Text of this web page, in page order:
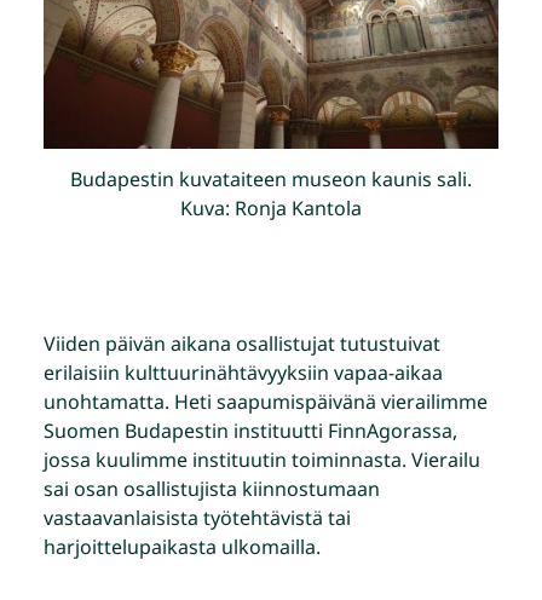
Budapestin kuvataiteen museon kaunis sali.
Kuva: Ronja Kantola
Viiden päivän aikana osallistujat tutustuivat
erilaisiin kulttuurinähtävyyksiin vapaa-aikaa
unohtamatta. Heti saapumispäivänä vierailimme
Suomen Budapestin instituutti FinnAgorassa,
jossa kuulimme instituutin toiminnasta. Vierailu
sai osan osallistujista kiinnostumaan
vastaavanlaisista työtehtävistä tai
harjoittelupaikasta ulkomailla.